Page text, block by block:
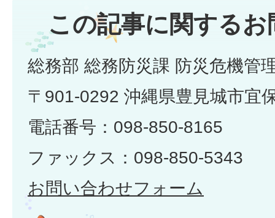
この記事に関する
総務部 総務防災課 防災危機管
〒901-0292 沖縄県豊見城市宜
電話番号：098-850-8165
ファックス：098-850-5343
お問い合わせフォーム